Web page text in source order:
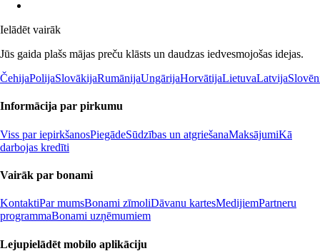
Ielādēt vairāk
Jūs gaida plašs mājas preču klāsts un daudzas iedvesmojošas idejas.
ČehijaPolijaSlovākijaRumānijaUngārijaHorvātijaLietuvaLatvija
Informācija par pirkumu
Viss par iepirkšanosPiegādeSūdzības un atgriešanaMaksājumiKā
darbojas kredīti
Vairāk par bonami
KontaktiPar mumsBonami zīmoliDāvanu kartesMedijiemPartneru
programmaBonami uzņēmumiem
Lejupielādēt mobilo aplikāciju